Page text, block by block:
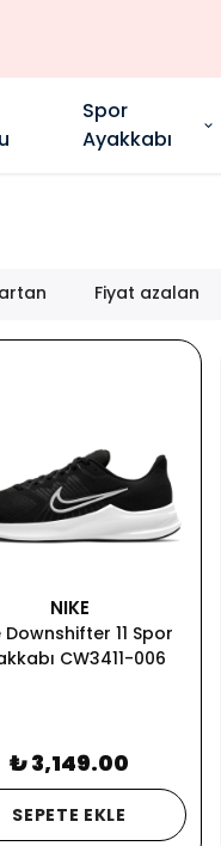
Spor
Ayakkabı
Fiyat azalan
NIKE
Downshifter 11 Spor
CW3411-006
₺ 3,149.00
SEPETE EKLE